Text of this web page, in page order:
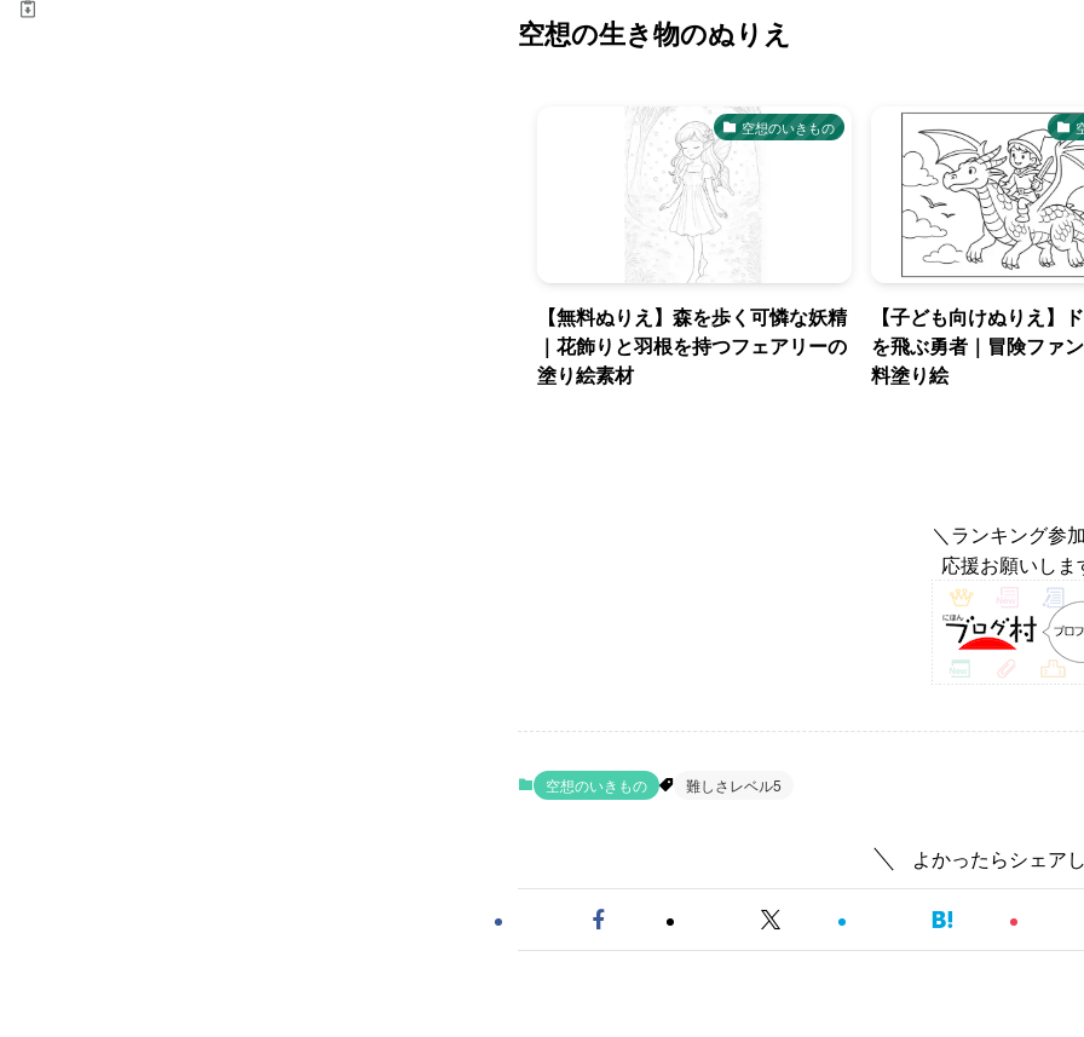
空想の生き物のぬりえ
空想のいきもの
【無料ぬりえ】森を歩く可憐な妖精
｜花飾りと羽根を持つフェアリーの
塗り絵素材
【子ども向けぬりえ】
を飛ぶ勇者｜冒険ファ
料塗り絵
＼ランキング参
応援お願いしま
空想のいきもの 難しさレベル5
よかったらシェア